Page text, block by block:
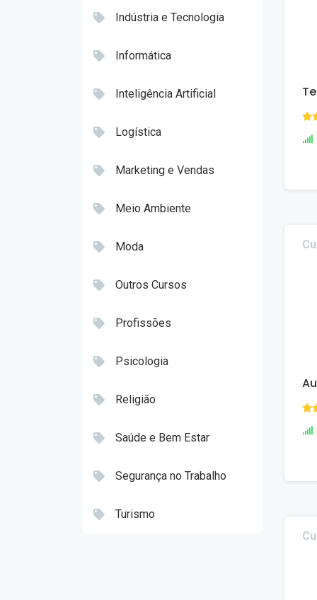
Indústria e Tecnologia
Informática
Inteligência Artificial
Logística
Marketing e Vendas
Meio Ambiente
Moda
Outros Cursos
Profissões
Psicologia
Religião
Saúde e Bem Estar
Segurança no Trabalho
Turismo